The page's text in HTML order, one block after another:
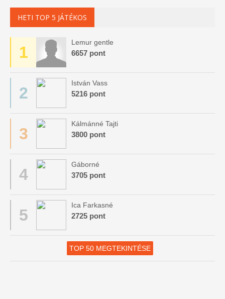
HETI TOP 5 JÁTÉKOS
1
Lemur gentle
6657 pont
2
István Vass
5216 pont
3
Kálmánné Tajti
3800 pont
4
Gáborné
3705 pont
5
Ica Farkasné
2725 pont
TOP 50 MEGTEKINTÉSE